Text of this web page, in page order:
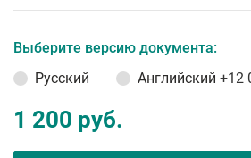
Выберите версию документа:
Русский
Английский +12
1 200 руб.